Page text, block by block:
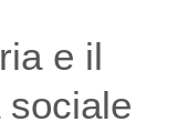
e il